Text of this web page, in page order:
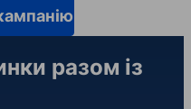
разом із